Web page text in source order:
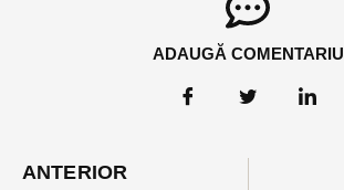
ADAUGĂ COMENTARIU
ANTERIOR